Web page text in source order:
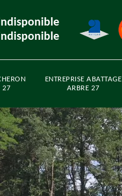
27
ENTREPRISE ABATTAGE
ARBRE 27